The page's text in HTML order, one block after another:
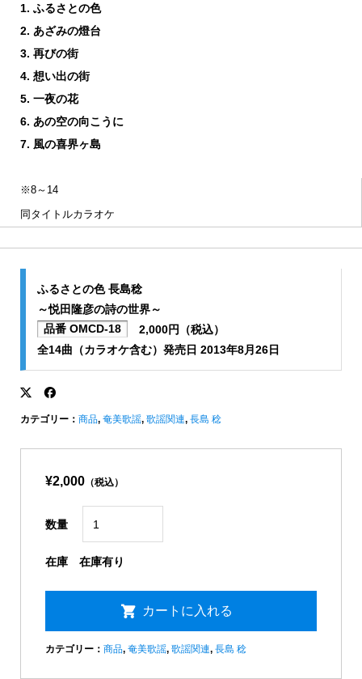
1. ふるさとの色
2. あざみの燈台
3. 再びの街
4. 想い出の街
5. 一夜の花
6. あの空の向こうに
7. 風の喜界ヶ島
※8～14
同タイトルカラオケ
ふるさとの色 長島稔
～悦田隆彦の詩の世界～
品番 OMCD-18
2,000円（税込）
全14曲（カラオケ含む）発売日 2013年8月26日
カテゴリー： 商品, 奄美歌謡, 歌謡関連, 長島 稔
¥2,000（税込）
数量
在庫 在庫有り
カテゴリー： 商品, 奄美歌謡, 歌謡関連, 長島 稔